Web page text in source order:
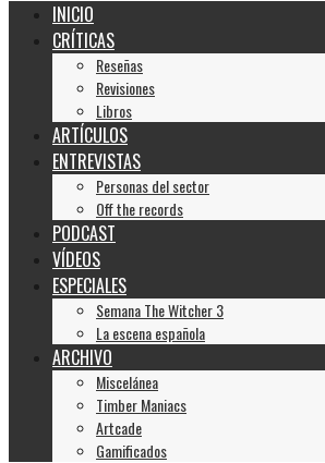
INICIO
CRÍTICAS
Reseñas
Revisiones
Libros
ARTÍCULOS
ENTREVISTAS
Personas del sector
Off the records
PODCAST
VÍDEOS
ESPECIALES
Semana The Witcher 3
La escena española
ARCHIVO
Miscelánea
Timber Maniacs
Artcade
Gamificados